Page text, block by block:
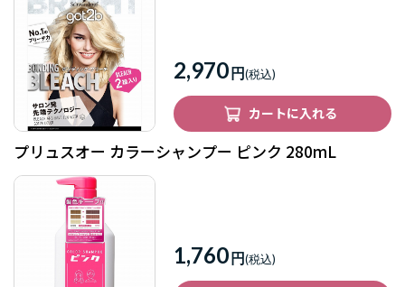
2,970 円
カートに入れる
プリュスオー カラーシャンプー ピンク 280mL
1,760 円